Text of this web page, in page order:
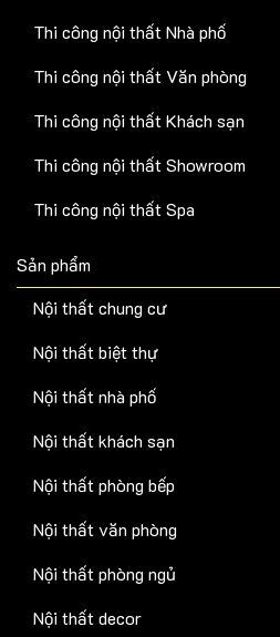
Thi công nội thất Nhà phố
Thi công nội thất Văn phòng
Thi công nội thất Khách sạn
Thi công nội thất Showroom
Thi công nội thất Spa
Sản phẩm
Nội thất chung cư
Nội thất biệt thự
Nội thất nhà phố
Nội thất khách sạn
Nội thất phòng bếp
Nội thất văn phòng
Nội thất phòng ngủ
Nội thất decor